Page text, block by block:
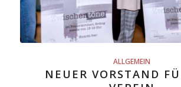
ALLGEMEIN
NEUER VORSTAND